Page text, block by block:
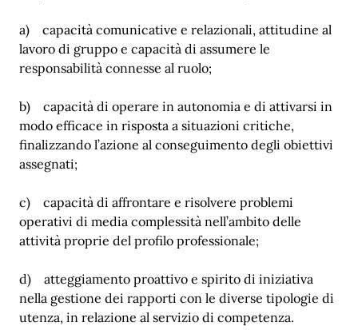
a) capacità comunicative e relazionali, attitudine al
lavoro di gruppo e capacità di assumere le
responsabilità connesse al ruolo;
b) capacità di operare in autonomia e di attivarsi in
modo efficace in risposta a situazioni critiche,
finalizzando l’azione al conseguimento degli obiettivi
assegnati;
c) capacità di affrontare e risolvere problemi
operativi di media complessità nell’ambito delle
attività proprie del profilo professionale;
d) atteggiamento proattivo e spirito di iniziativa
nella gestione dei rapporti con le diverse tipologie di
utenza, in relazione al servizio di competenza.